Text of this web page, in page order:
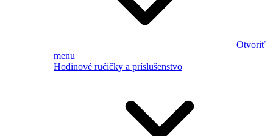
Otvoriť
menu
Hodinové ručičky a príslušenstvo